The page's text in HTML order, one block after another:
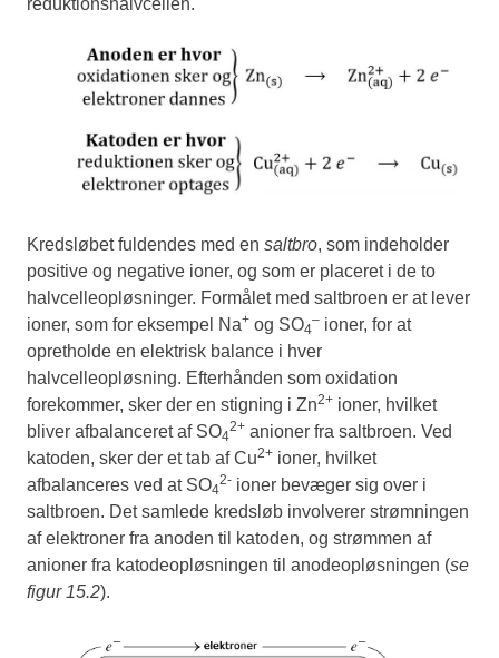
reduktionshalvcellen.
Kredsløbet fuldendes med en saltbro, som indeholder
positive og negative ioner, og som er placeret i de to
halvcelleopløsninger. Formålet med saltbroen er at lever
ioner, som for eksempel Na+ og SO4
– ioner, for at
opretholde en elektrisk balance i hver
halvcelleopløsning. Efterhånden som oxidation
forekommer, sker der en stigning i Zn2+ ioner, hvilket
bliver afbalanceret af SO4
2+ anioner fra saltbroen. Ved
katoden, sker der et tab af Cu2+ ioner, hvilket
afbalanceres ved at SO4
2- ioner bevæger sig over i
saltbroen. Det samlede kredsløb involverer strømningen
af elektroner fra anoden til katoden, og strømmen af
anioner fra katodeopløsningen til anodeopløsningen (se
figur 15.2).